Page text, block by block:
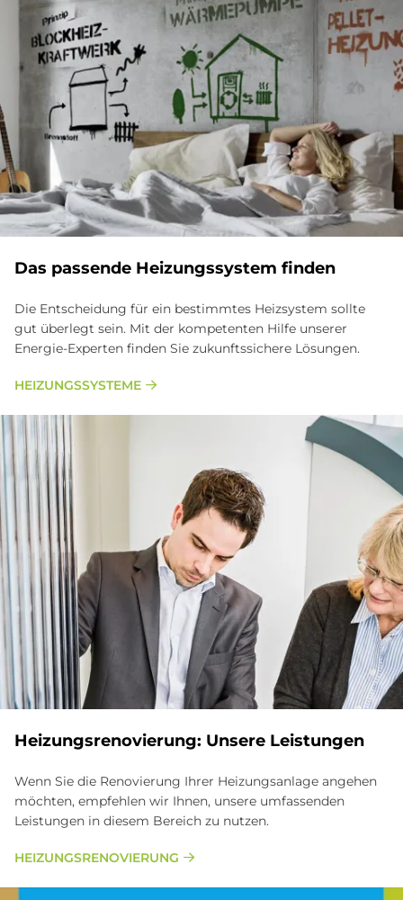
Das passende Heizungssystem finden
Die Entscheidung für ein bestimmtes Heizsystem sollte
gut überlegt sein. Mit der kompetenten Hilfe unserer
Energie-Experten finden Sie zukunftssichere Lösungen.
HEIZUNGSSYSTEME
Hei­zungs­re­no­vie­rung: Un­se­re Lei­stun­gen
Wenn Sie die Renovierung Ihrer Heizungsanlage angehen
möchten, empfehlen wir Ihnen, unsere umfassenden
Leistungen in diesem Bereich zu nutzen.
HEI­ZUNGS­RE­NO­VIE­RUNG